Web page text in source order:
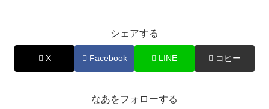
シェアする
X Facebook LINE コピー
なあをフォローする